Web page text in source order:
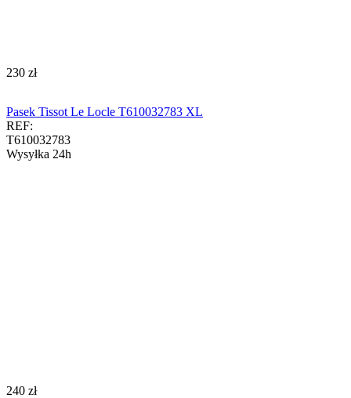
‍230‍ zł
Pasek Tissot Le Locle T610032783 XL
REF:
T610032783
Wysyłka 24h
‍240‍ zł